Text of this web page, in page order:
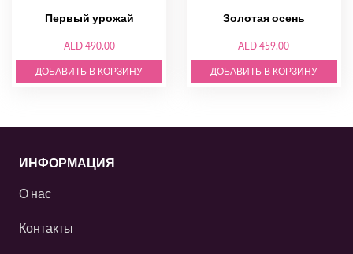
Первый урожай
AED 490.00
ДОБАВИТЬ В КОРЗИНУ
Золотая осень
AED 459.00
ДОБАВИТЬ В КОРЗИНУ
ИНФОРМАЦИЯ
О нас
Контакты